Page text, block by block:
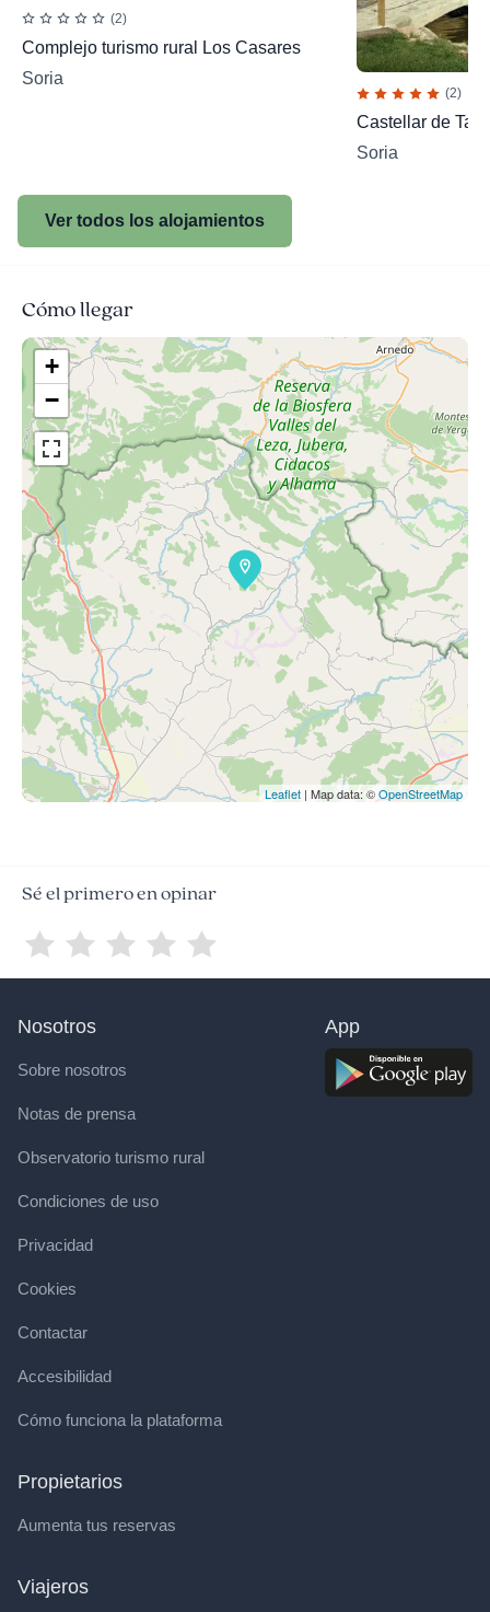
(2)
Complejo turismo rural Los Casares
Soria
(2)
Castellar de
Soria
Ver todos los alojamientos
Cómo llegar
+
−
Leaflet | Map data: ©OpenStreetMap
Sé el primero en opinar
Nosotros
Sobre nosotros
Notas de prensa
Observatorio turismo rural
Condiciones de uso
Privacidad
Cookies
Contactar
Accesibilidad
Cómo funciona la plataforma
Propietarios
Aumenta tus reservas
Viajeros
App